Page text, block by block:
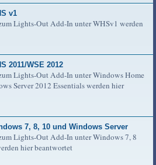
v1
Lights-Out Add-In unter WHSv1 werden
2011/WSE 2012
Lights-Out Add-In unter Windows Home
Server 2012 Essentials werden hier
7, 8, 10 und Windows Server
Lights-Out Add-In unter Windows 7, 8
hier beantwortet